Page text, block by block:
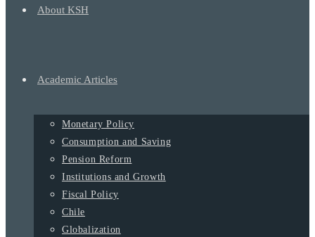
About KSH
Academic Articles
Monetary Policy
Consumption and Saving
Pension Reform
Institutions and Growth
Fiscal Policy
Chile
Globalization